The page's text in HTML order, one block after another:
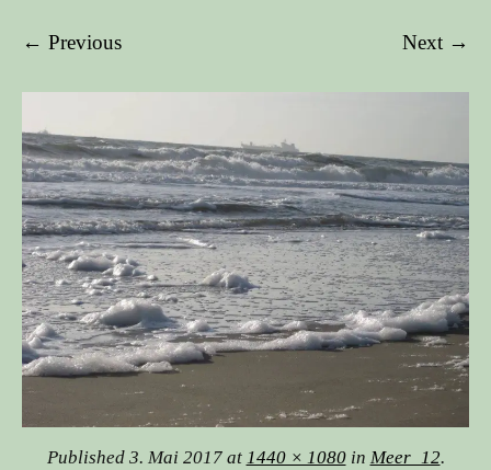
← Previous Next →
Published 3. Mai 2017at 1440 × 1080in Meer_12.